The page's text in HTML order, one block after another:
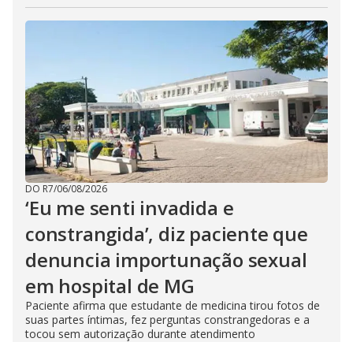
DO R7/06/08/2026
‘Eu me senti invadida e
constrangida’, diz paciente que
denuncia importunação sexual
em hospital de MG
Paciente afirma que estudante de medicina tirou fotos de
suas partes íntimas, fez perguntas constrangedoras e a
tocou sem autorização durante atendimento